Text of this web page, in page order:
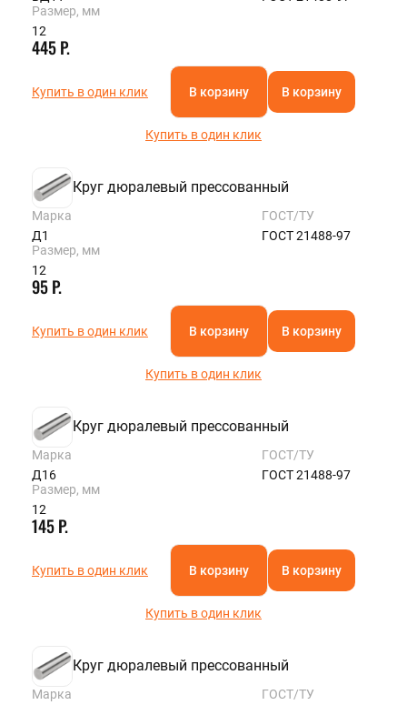
Размер, мм
12
445 Р.
Купить в один клик В корзину В корзину
Купить в один клик
Круг дюралевый прессованный
Марка
Д1
ГОСТ/ТУ
ГОСТ 21488-97
Размер, мм
12
95 Р.
Купить в один клик В корзину В корзину
Купить в один клик
Круг дюралевый прессованный
Марка
Д16
ГОСТ/ТУ
ГОСТ 21488-97
Размер, мм
12
145 Р.
Купить в один клик В корзину В корзину
Купить в один клик
Круг дюралевый прессованный
Марка
ГОСТ/ТУ